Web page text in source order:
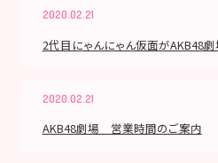
2020.02.21
2代目にゃんにゃん仮面がAKB48劇
2020.02.21
AKB48劇場 営業時間のご案内